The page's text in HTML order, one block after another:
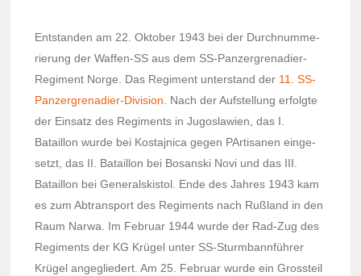
Ents­tan­den am 22. Okto­ber 1943 bei der Durch­num­me­
rie­rung der Waffen-SS aus dem SS-Panzer­gre­na­dier-
Regi­ment Norge. Das Regi­ment unters­tand der 11. SS-
Panzer­gre­na­dier-Divi­sion. Nach der Aufstel­lung erfolgte
der Einsatz des Regi­ments in Jugos­la­wien, das I.
Bataillon wurde bei Kostaj­nica gegen PArti­sa­nen einge­
setzt, das II. Bataillon bei Bosanski Novi und das III.
Bataillon bei Gene­rals­kis­tol. Ende des Jahres 1943 kam
es zum Abtrans­port des Regi­ments nach Rußland in den
Raum Narwa. Im Februar 1944 wurde der Rad-Zug des
Regi­ments der KG Krügel unter SS-Sturm­bannfüh­rer
Krügel ange­glie­dert. Am 25. Februar wurde ein Gross­teil